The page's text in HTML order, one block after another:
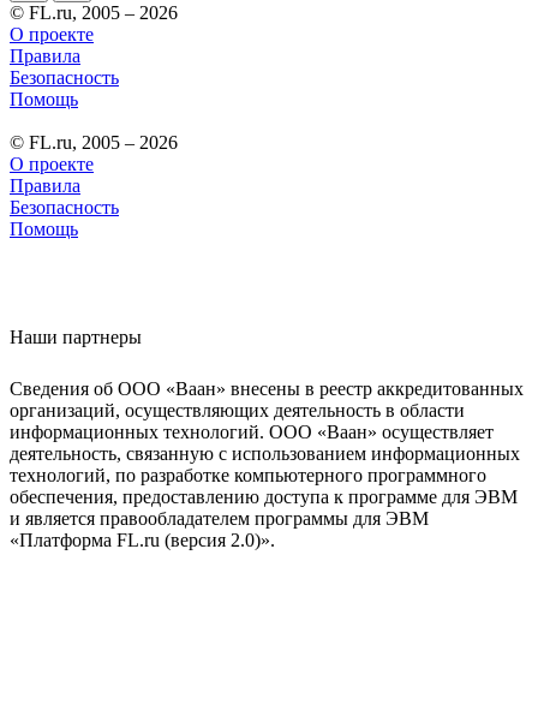
© FL.ru, 2005 – 2026
О проекте
Правила
Безопасность
Помощь
© FL.ru, 2005 – 2026
О проекте
Правила
Безопасность
Помощь
Наши партнеры
Сведения об ООО «Ваан» внесены в реестр аккредитованных
организаций, осуществляющих деятельность в области
информационных технологий. ООО «Ваан» осуществляет
деятельность, связанную с использованием информационных
технологий, по разработке компьютерного программного
обеспечения, предоставлению доступа к программе для ЭВМ
и является правообладателем программы для ЭВМ
«Платформа FL.ru (версия 2.0)».